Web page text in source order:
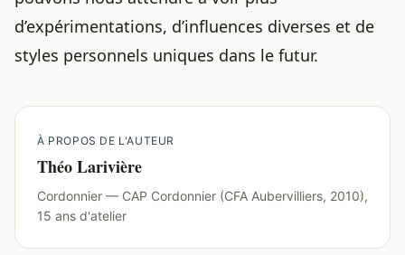
d’expérimentations, d’influences diverses et de
styles personnels uniques dans le futur.
À PROPOS DE L'AUTEUR
Théo Larivière
Cordonnier — CAP Cordonnier (CFA Aubervilliers, 2010),
15 ans d'atelier